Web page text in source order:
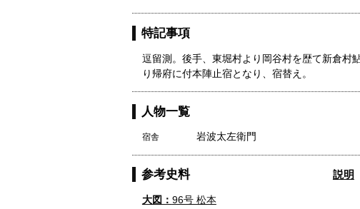
特記事項
逗留測。後手、東堀村より岡谷村を歴て新倉村
り帰府に付本陣止宿となり、宿替え。
人物一覧
宿舎 岩波太左衛門
参考史料 説明
大図： 96号 松本